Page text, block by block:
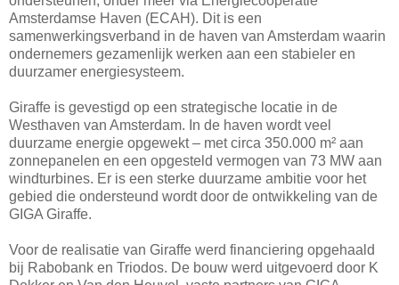
Amsterdamse Haven (ECAH). Dit is een
samenwerkingsverband in de haven van Amsterdam waarin
ondernemers gezamenlijk werken aan een stabieler en
duurzamer energiesysteem.
Giraffe is gevestigd op een strategische locatie in de
Westhaven van Amsterdam. In de haven wordt veel
duurzame energie opgewekt – met circa 350.000 m² aan
zonnepanelen en een opgesteld vermogen van 73 MW aan
windturbines. Er is een sterke duurzame ambitie voor het
gebied die ondersteund wordt door de ontwikkeling van de
GIGA Giraffe.
Voor de realisatie van Giraffe werd financiering opgehaald
bij Rabobank en Triodos. De bouw werd uitgevoerd door K